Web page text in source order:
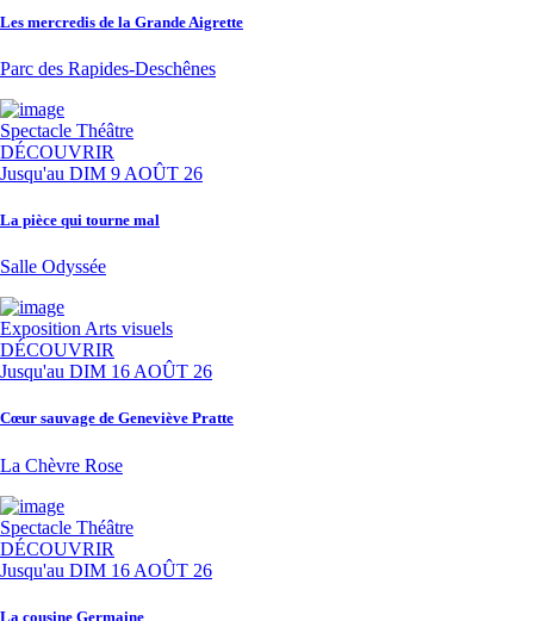
Les mercredis de la Grande Aigrette
Parc des Rapides-Deschênes
Spectacle Théâtre
DÉCOUVRIR
Jusqu'au DIM 9 AOÛT 26
La pièce qui tourne mal
Salle Odyssée
Exposition Arts visuels
DÉCOUVRIR
Jusqu'au DIM 16 AOÛT 26
Cœur sauvage de Geneviève Pratte
La Chèvre Rose
Spectacle Théâtre
DÉCOUVRIR
Jusqu'au DIM 16 AOÛT 26
La cousine Germaine